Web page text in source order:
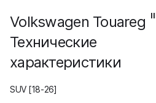
Volkswagen Touareg
Технические
характеристики
SUV [18-26]